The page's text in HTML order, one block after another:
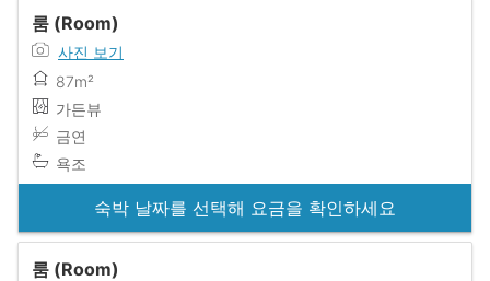
룸 (Room)
사진 보기
87m²
가든뷰
금연
욕조
숙박 날짜를 선택해 요금을 확인하세요
룸 (Room)